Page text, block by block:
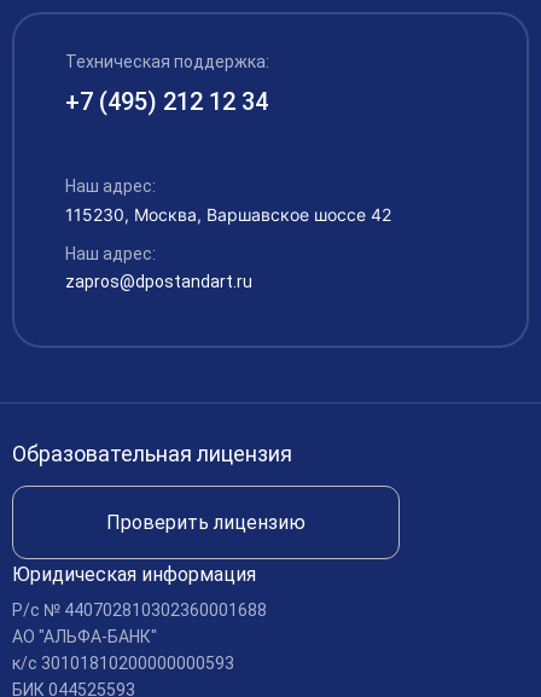
Обучающимся
Акции
Контакты
Структура и органы управления образовательной
организацией
Документы
Руководство и педагогический состав
Материально-техническое обеспечение
Платные образовательные услуги
Вакансии
Международное сотрудничество
Доступная среда
Доставка и оплата
Профессиональная переподготовка
Курсы повышения квалификации – дистанционное
обучение с выдачей удостоверения
Рабочие специальности
Аккредитация
Техническая поддержка:
+7 (495) 212 12 34
Наш адрес:
115230, Москва, Варшавское шоссе 42
Наш адрес:
zapros@dpostandart.ru
Образовательная лицензия
Проверить лицензию
Юридическая информация
Р/c № 440702810302360001688
АО "АЛЬФА-БАНК"
к/c 30101810200000000593
БИК 044525593